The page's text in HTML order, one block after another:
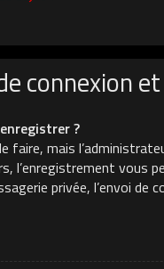
connexion
?
faire, mais
l’enregistrement vous
privée, l’envoi de